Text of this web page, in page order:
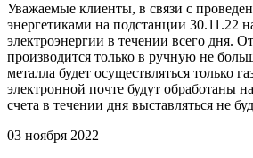
Уважаемые клиенты, в связи с
энергетиками на подстанции 30.11.22
электроэнергии в течении всего дня.
производится только в ручную не
металла будет осуществляться только
электронной почте будут обработаны
счета в течении дня выставляться не
03 ноября 2022